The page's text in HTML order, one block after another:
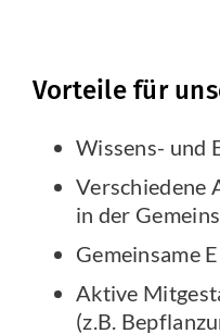
Vorteile für
Wissens- und
Verschiedene
in der
Gemeinsame
Aktive
(z.B.